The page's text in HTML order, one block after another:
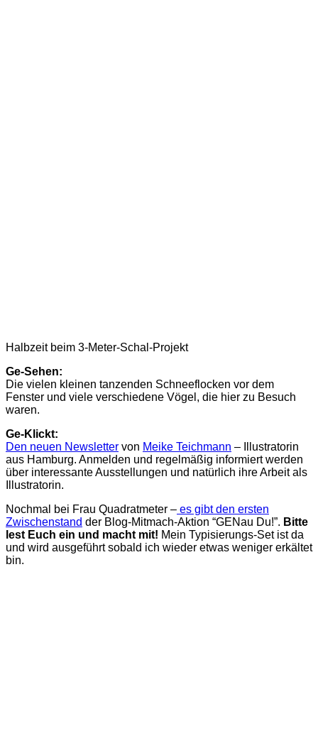
Halbzeit beim 3-Meter-Schal-Projekt
Ge-Sehen:
Die vielen kleinen tanzenden Schneeflocken vor dem
Fenster und viele verschiedene Vögel, die hier zu Besuch
waren.
Ge-Klickt:
Den neuen Newsletter von Meike Teichmann – Illustratorin
aus Hamburg. Anmelden und regelmäßig informiert werden
über interessante Ausstellungen und natürlich ihre Arbeit als
Illustratorin.
Nochmal bei Frau Quadratmeter – es gibt den ersten
Zwischenstand der Blog-Mitmach-Aktion “GENau Du!”. Bitte
lest Euch ein und macht mit! Mein Typisierungs-Set ist da
und wird ausgeführt sobald ich wieder etwas weniger erkältet
bin.